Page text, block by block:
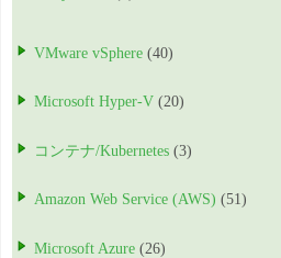
VMware vSphere (40)
Microsoft Hyper-V (20)
コンテナ/Kubernetes (3)
Amazon Web Service (AWS) (51)
Microsoft Azure (26)